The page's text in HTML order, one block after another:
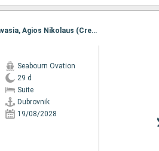
Itinerario : Dubrovnik, Kotor, Brindisi, Corfú, Itea, Githion, El Pireo Atenas, Monemvasia, Agios Nikolaus (Crete), Mykonos, Bodrum, Kusadasi, Estambul, Canakkale, Volos, Patmos, Symi, Santoríni, El Pireo Atenas, Githion, Itea, Corfú, Brindisi, Kotor, Dubrovnik
Seabourn Ovation
29 d
Suite
Dubrovnik
19/08/2028